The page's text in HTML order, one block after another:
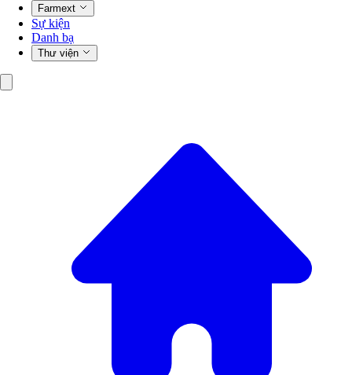
Farmext
Sự kiện
Danh bạ
Thư viện